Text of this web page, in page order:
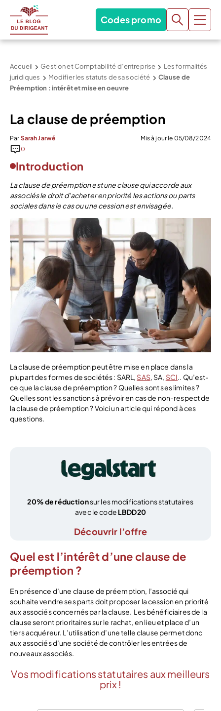
Codes promo
Accueil Gestion et Comptabilité d’entreprise
Les formalités
juridiques
Modifier les statuts de sa société
Clause de
Préemption : intérêt et mise en oeuvre
La clause de préemption
Par Sarah Jarwé
Mis à jour le 05/08/2024
0
Introduction
La clause de préemption est une clause qui accorde aux
associés le droit d’acheter en priorité les actions ou parts
sociales dans le cas ou une cession est envisagée.
La clause de préemption peut être mise en place dans la
plupart des formes de sociétés : SARL, SAS, SA, SCI.. Qu’est-
ce que la clause de préemption ? Quelles sont ses limites ?
Quelles sont les sanctions à prévoir en cas de non-respect de
la clause de préemption ? Voici un article qui répond à ces
questions.
20% de réductionsur les modifications statutaires
avec le code LBDD20
Découvrir l’offre
Quel est l’intérêt d’une clause de
préemption ?
En présence d’une clause de préemption, l’associé qui
souhaite vendre ses parts doit proposer la cession en priorité
aux associés concernés par la clause. Les bénéficiaires de la
clause seront prioritaires sur le rachat, en lieu et place d’un
tiers acquéreur. L’utilisation d’une telle clause permet donc
aux associés d’une société de contrôler les entrées de
nouveaux associés.
Vos modifications statutaires aux meilleurs
prix !